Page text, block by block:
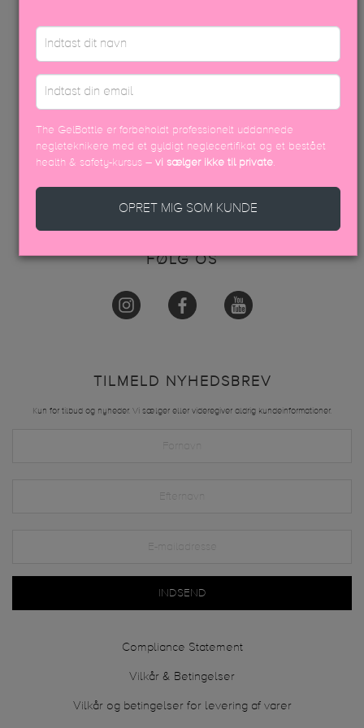
+45 70605001
info@thegelbottle.dk
Femmeunique,
Skalhuse 10
FØLG OS
TILMELD NYHEDSBREV
Kun for tilbud og nyheder. Vi sælger eller videregiver aldrig kundeinformationer.
INDSEND
Compliance Statement
Vilkår & Betingelser
Vilkår og betingelser for levering af varer
The GelBottle er forbeholdt professionelt uddannede
negleteknikere med et gyldigt neglecertifikat og et bestået
health & safety-kursus –vi sælger ikke til private
OPRET MIG SOM KUNDE